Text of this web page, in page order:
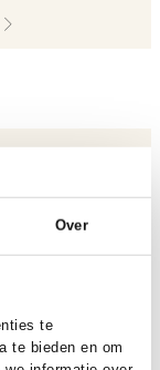
Over
te
te bieden en om